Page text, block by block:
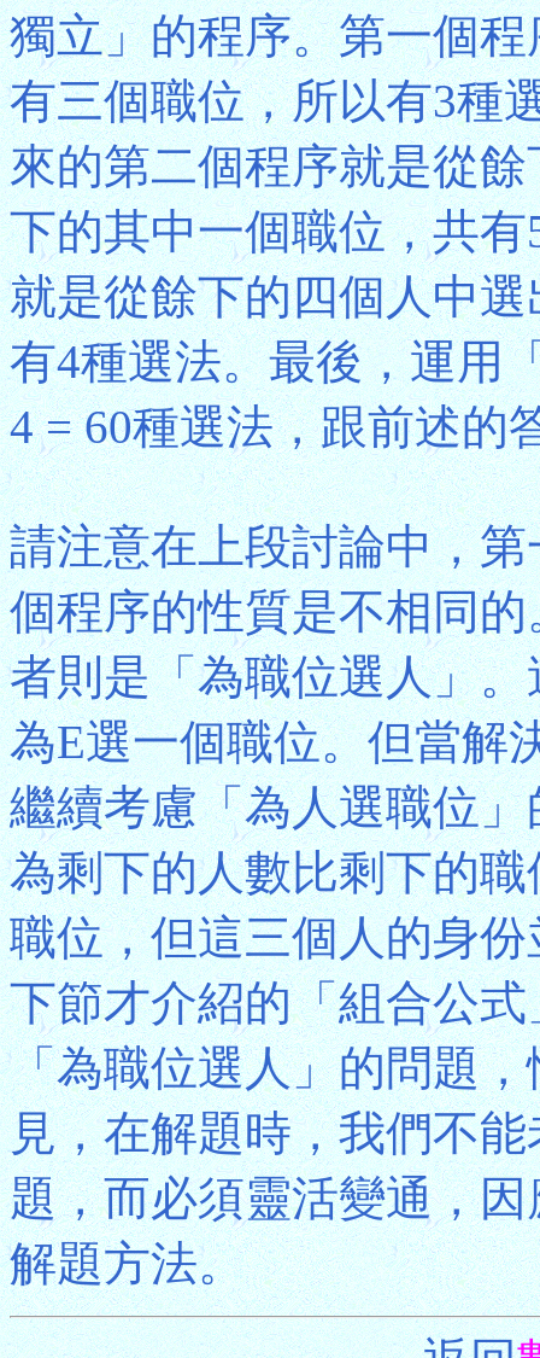
獨立」的程序。第一個
有三個職位，所以有3種
來的第二個程序就是從
下的其中一個職位，共
就是從餘下的四個人中
有4種選法。最後，運用
4 = 60種選法，跟前述的
請注意在上段討論中，
個程序的性質是不相同
者則是「為職位選人」
為E選一個職位。但當解
繼續考慮「為人選職位
為剩下的人數比剩下的
職位，但這三個人的身
下節才介紹的「組合公
「為職位選人」的問題
見，在解題時，我們不
題，而必須靈活變通，
解題方法。